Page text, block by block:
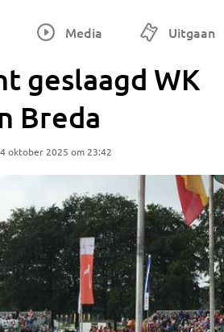
Media Uitgaan
geslaagd WK
Breda
oktober 2025 om 23:42